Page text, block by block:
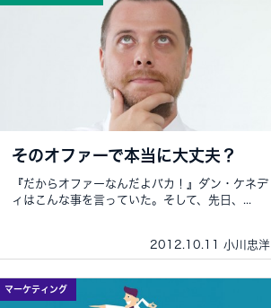
そのオファーで本当に大丈夫？
『だからオファーなんだよバカ！』ダン・ケネデ
ィはこんな事を言っていた。そして、先日、...
2012.10.11 小川忠洋
マーケティング